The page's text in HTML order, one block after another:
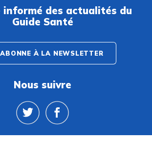
informé des actualités du
Guide Santé
À LA NEWSLETTER
Nous suivre